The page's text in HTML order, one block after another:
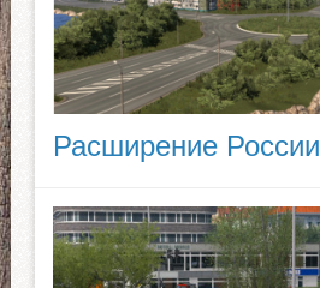
Расширение России